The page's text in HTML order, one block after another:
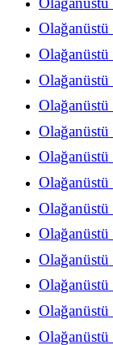
refah
refah
refah
refah
refah
refah
refah
refah
refah
refah
refah
refah
refah